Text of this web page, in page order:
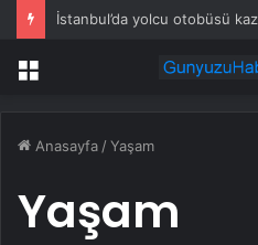
İstanbul’da yolcu otobüsü
Menü
Anasayfa /Yaşam
Yaşam